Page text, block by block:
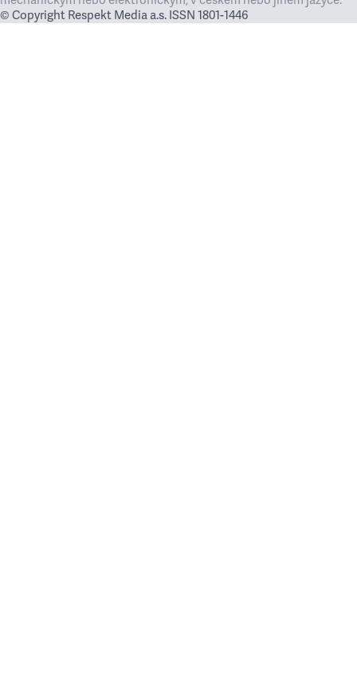
© Copyright Respekt Media a.s. ISSN 1801-1446